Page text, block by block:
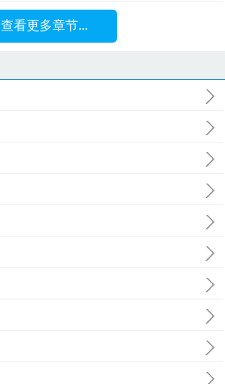
查看更多章节...